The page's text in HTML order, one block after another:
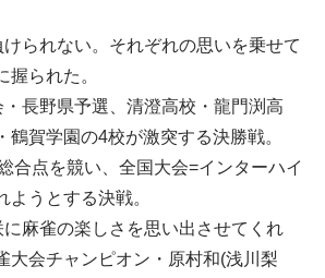
られない。それぞれの思いを乗せて
握られた。
長野県予選、清澄高校・龍門渕高
鶴賀学園の4校が激突する決勝戦。
合点を競い、全国大会=インターハイ
ようとする決戦。
麻雀の楽しさを思い出させてくれ
大会チャンピオン・原村和(浅川梨